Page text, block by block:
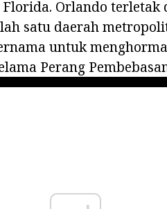
Orlando terletak
satu daerah
untuk
Perang